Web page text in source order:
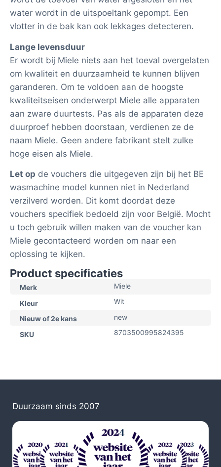
water wordt in de uitspoeltank gepompt. Een
vlotter in de bak kan ook lekkages detecteren.
Lange levensduur
Er wordt bij Miele niets aan het toeval overgelaten
om kwaliteit en duurzaamheid te kunnen blijven
garanderen. Om te voldoen aan de hoogste
kwaliteitseisen onderwerpt Miele alle apparaten
aan zware duurtests. Pas als de apparaten deze
duurproef hebben doorstaan, verdienen ze de
naam Miele. Geen andere fabrikant stelt zulke
hoge eisen als Miele.
Let op de vouchers die uitgegeven zijn bij het BE
wasmachine model kunnen niet in Nederland
verzilverd worden. Dit komt doordat deze
vouchers specifiek bedoeld zijn voor België. Mocht
u toch gebruik willen maken van de voucher kan
Miele gecontacteerd worden om naar een
oplossing te kijken.
Product specificaties
Merk Miele
Kleur Wit
Nieuw of 2e kans new
SKU 8703500995824395
Duurzaam sinds 2007